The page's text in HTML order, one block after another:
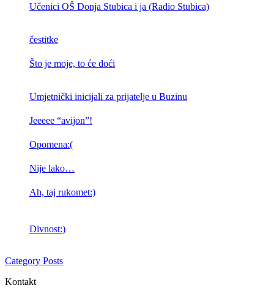
Učenici OŠ Donja Stubica i ja (Radio Stubica)
čestitke
Što je moje, to će doći
Umjetnički inicijali za prijatelje u Buzinu
Jeeeee “avijon”!
Opomena:(
Nije lako…
Ah, taj rukomet:)
Divnost:)
Category Posts
Kontakt